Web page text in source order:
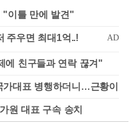
"이틀 만에 발견"
에 친구들과 연락 끊겨"
가대표 병행하더니…근황이
원 대표 구속 송치